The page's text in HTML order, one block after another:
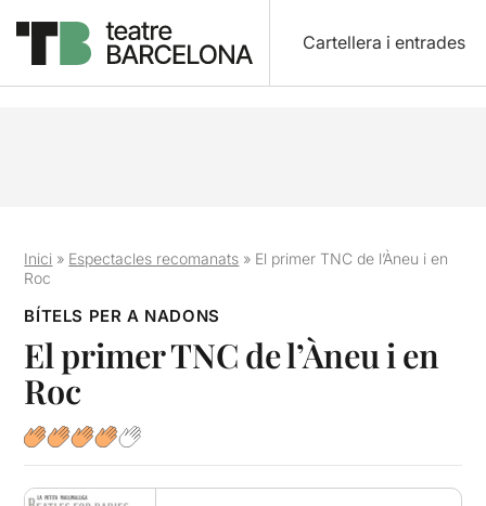
Cartellera i entrades
Inici » Espectacles recomanats » El primer TNC de l’Àneu i en
Roc
BÍTELS PER A NADONS
El primer TNC de l’Àneu i en
Roc